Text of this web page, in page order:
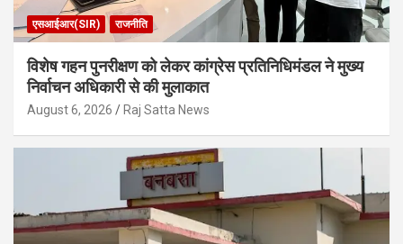
एसआईआर(SIR) राजनीति
विशेष गहन पुनरीक्षण को लेकर कांग्रेस प्रतिनिधिमंडल ने मुख्य
निर्वाचन अधिकारी से की मुलाकात
August 6, 2026 Raj Satta News